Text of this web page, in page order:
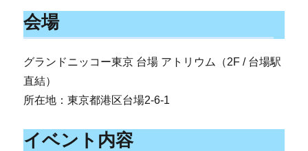
会場
グランドニッコー東京 台場 アトリウム（2F / 台場駅
直結）
所在地：東京都港区台場2-6-1
イベント内容